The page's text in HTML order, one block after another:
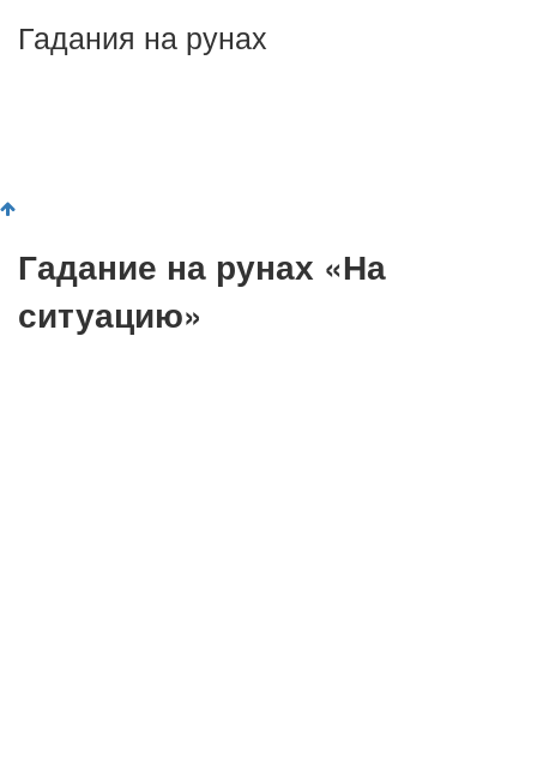
Гадания на рунах
Гадание на рунах «На
ситуацию»